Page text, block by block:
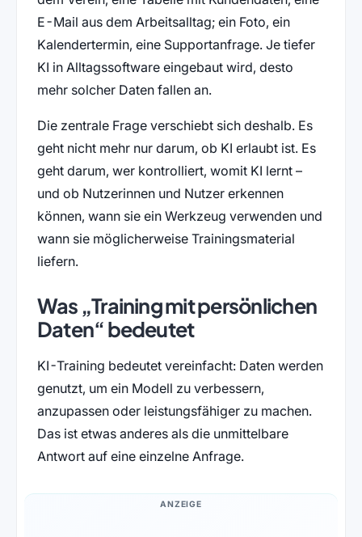
E-Mail aus dem Arbeitsalltag; ein Foto, ein
Kalendertermin, eine Supportanfrage. Je tiefer
KI in Alltagssoftware eingebaut wird, desto
mehr solcher Daten fallen an.
Die zentrale Frage verschiebt sich deshalb. Es
geht nicht mehr nur darum, ob KI erlaubt ist. Es
geht darum, wer kontrolliert, womit KI lernt –
und ob Nutzerinnen und Nutzer erkennen
können, wann sie ein Werkzeug verwenden und
wann sie möglicherweise Trainingsmaterial
liefern.
Was „Training mit persönlichen
Daten“ bedeutet
KI-Training bedeutet vereinfacht: Daten werden
genutzt, um ein Modell zu verbessern,
anzupassen oder leistungsfähiger zu machen.
Das ist etwas anderes als die unmittelbare
Antwort auf eine einzelne Anfrage.
ANZEIGE